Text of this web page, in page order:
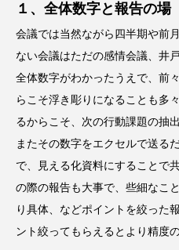
１、全体数字と報告の場
会議では当然ながら四半期や前
ない会議はただの感情会議、井
全体数字がわかったうえで、前
らこそ浮き彫りになることも多
るからこそ、次の行動課題の抽
またその数字をエクセルで送る
で、見える化資料にすることで
の際の報告も大事で、些細なこ
り具体、などポイントを絞った
ント絞ってもらえるとより精度